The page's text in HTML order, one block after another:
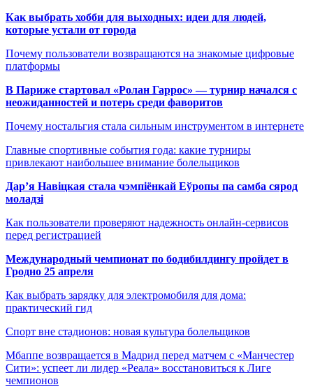
Как выбрать хобби для выходных: идеи для людей,
которые устали от города
Почему пользователи возвращаются на знакомые цифровые
платформы
В Париже стартовал «Ролан Гаррос» — турнир начался с
неожиданностей и потерь среди фаворитов
Почему ностальгия стала сильным инструментом в интернете
Главные спортивные события года: какие турниры
привлекают наибольшее внимание болельщиков
Дар’я Навіцкая стала чэмпіёнкай Еўропы па самба сярод
моладзі
Как пользователи проверяют надежность онлайн-сервисов
перед регистрацией
Международный чемпионат по бодибилдингу пройдет в
Гродно 25 апреля
Как выбрать зарядку для электромобиля для дома:
практический гид
Спорт вне стадионов: новая культура болельщиков
Мбаппе возвращается в Мадрид перед матчем с «Манчестер
Сити»: успеет ли лидер «Реала» восстановиться к Лиге
чемпионов